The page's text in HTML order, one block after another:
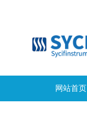
网站首页